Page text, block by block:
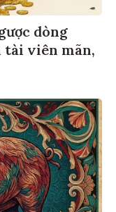
dòng
tài viên mãn,